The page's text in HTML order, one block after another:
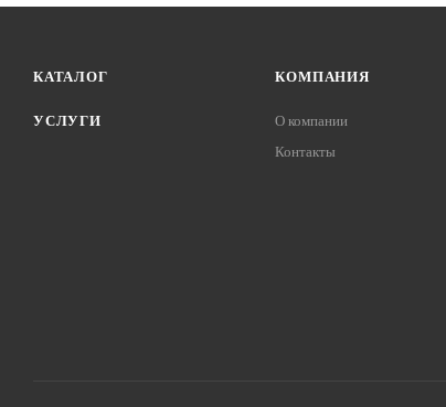
КАТАЛОГ
УСЛУГИ
КОМПАНИЯ
О компании
Контакты